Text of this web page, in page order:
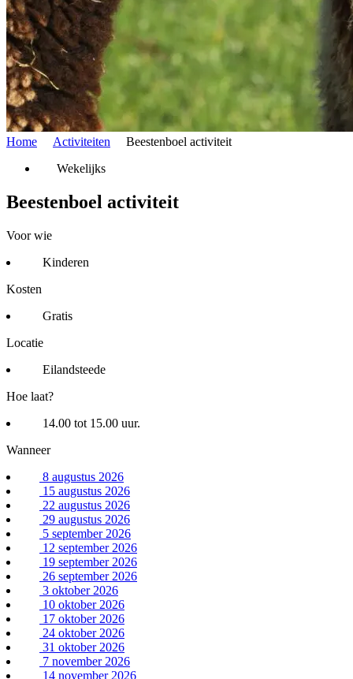
Home Activiteiten
Beestenboel activiteit
Wekelijks
Beestenboel activiteit
Voor wie
Kinderen
Kosten
Gratis
Locatie
Eilandsteede
Hoe laat?
14.00 tot 15.00 uur.
Wanneer
8 augustus 2026
15 augustus 2026
22 augustus 2026
29 augustus 2026
5 september 2026
12 september 2026
19 september 2026
26 september 2026
3 oktober 2026
10 oktober 2026
17 oktober 2026
24 oktober 2026
31 oktober 2026
7 november 2026
14 november 2026